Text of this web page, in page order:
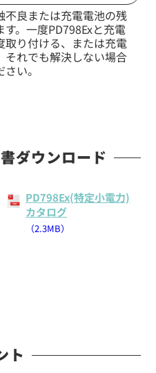
不良または充電電池の残
。一度PD798Exと充電
取り付ける、または充電
それでも解決しない場合
い。
ダウンロード
PD798Ex(特定小電力)
カタログ
（2.3MB）
ト